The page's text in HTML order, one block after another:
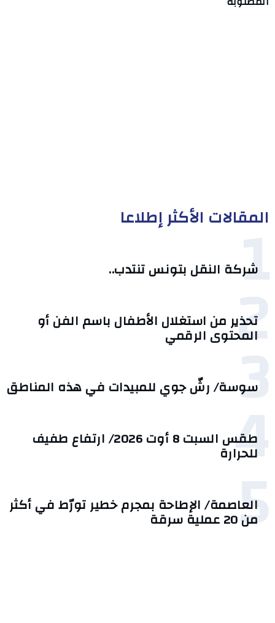
المقالات الأكثر إطلاعا
1
شركة النقل بتونس تنتدب..
2
تحذير من استغلال الأطفال باسم الفن أو
المحتوى الرقمي
3
سوسة/ رشّ جوي للمبيدات في هذه المناطق
4 طقس السبت 8 أوت 2026/ ارتفاع طفيف
للحرارة
5
العاصمة/ الإطاحة بمجرم خطير تورّط في أكثر
من 20 عملية سرقة